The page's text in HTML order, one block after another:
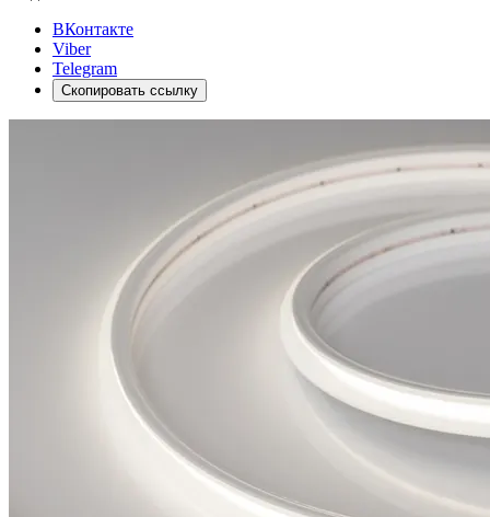
ВКонтакте
Viber
Telegram
Скопировать ссылку